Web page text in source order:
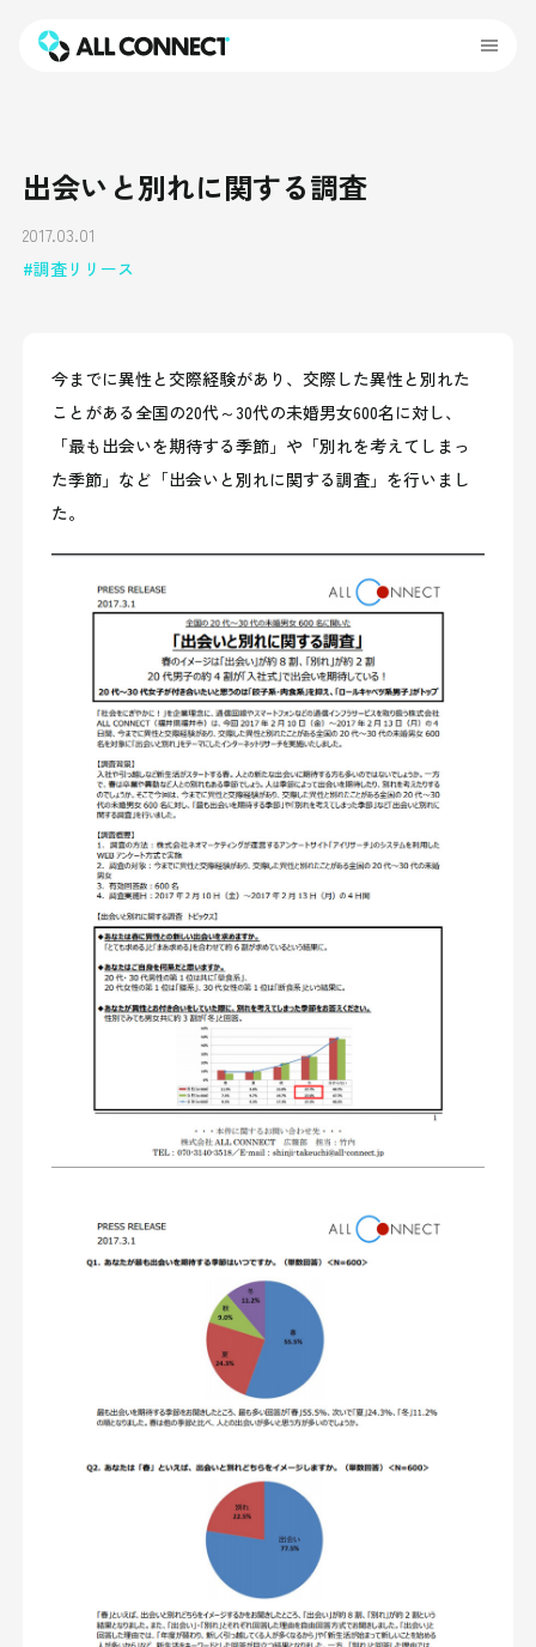
出会いと別れに関する調査
2017.03.01
調査リリース
今までに異性と交際経験があり、交際した異性と別れた
ことがある全国の20代～30代の未婚男女600名に対し、
「最も出会いを期待する季節」や「別れを考えてしまっ
た季節」など「出会いと別れに関する調査」を行いまし
た。